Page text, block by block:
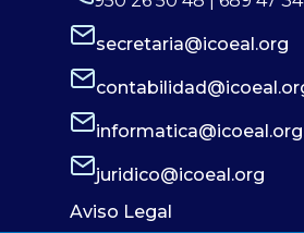
secretaria@icoeal.org
informatica@icoeal.org
juridico@icoeal.org
Aviso Legal